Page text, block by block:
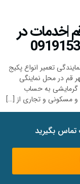
|خدمات در
تعمیر انواع پکیج
قم در محل نماینگی
گرمایشی به حساب
و مسکونی و تجاری از […]
تماس بگیرید